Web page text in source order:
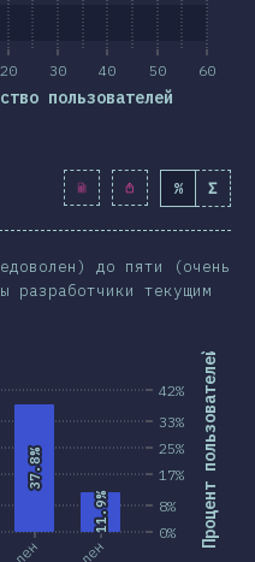
20 30 40 50 60
пользователей
% Σ
до пяти (очень
разработчики текущим
0%
8%
17%
25%
33%
42% Процент пользователей
37.8%
37.8%
11.9%
11.9%